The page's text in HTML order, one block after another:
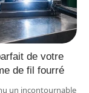
de votre
de fil fourré
un incontournable